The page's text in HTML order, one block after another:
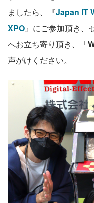
ましたら、『Japan IT
XPO』にご参加頂き、
へお立ち寄り頂き、「
声がけください。